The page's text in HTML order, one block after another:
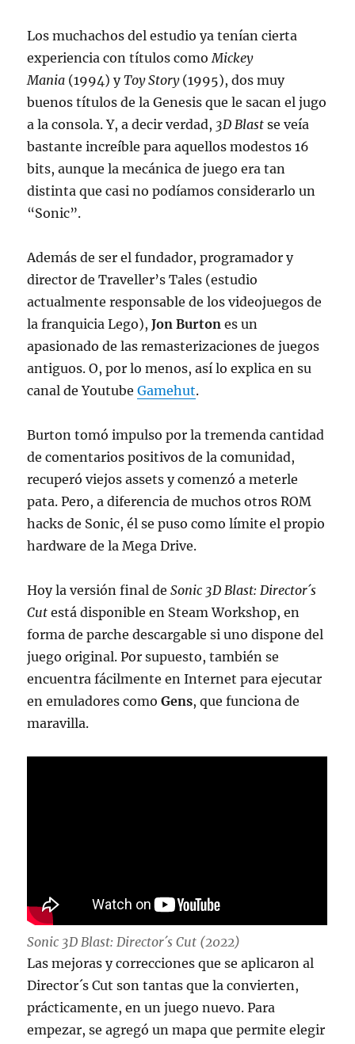
Los muchachos del estudio ya tenían cierta
experiencia con títulos como Mickey
Mania (1994) yToy Story(1995), dos muy
buenos títulos de la Genesis que le sacan el jugo
a la consola. Y, a decir verdad, 3D Blastse veía
bastante increíble para aquellos modestos 16
bits, aunque la mecánica de juego era tan
distinta que casi no podíamos considerarlo un
“Sonic”.
Además de ser el fundador, programador y
director de Traveller’s Tales (estudio
actualmente responsable de los videojuegos de
la franquicia Lego),Jon Burton es un
apasionado de las remasterizaciones de juegos
antiguos. O, por lo menos, así lo explica en su
canal de YoutubeGamehut.
Burton tomó impulso por la tremenda cantidad
de comentarios positivos de la comunidad,
recuperó viejos assets y comenzó a meterle
pata. Pero, a diferencia de muchos otros ROM
hacks de Sonic, él se puso como límite el propio
hardware de la Mega Drive.
Hoy la versión final deSonic 3D Blast: Director´s
Cut está disponible en Steam Workshop, en
forma de parche descargable si uno dispone del
juego original. Por supuesto, también se
encuentra fácilmente en Internet para ejecutar
en emuladores comoGens, que funciona de
maravilla.
Sonic 3D Blast: Director´s Cut (2022)
Las mejoras y correcciones que se aplicaron al
Director´s Cut son tantas que la convierten,
prácticamente, en un juego nuevo. Para
empezar, se agregó un mapa que permite elegir